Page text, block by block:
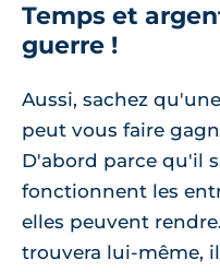
Temps et
guerre !
Aussi, sachez
peut vous faire
D'abord parce qu'il
fonctionnent les
elles peuvent
trouvera lui-même,